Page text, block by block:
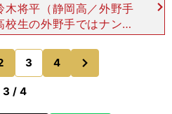
木将平（静岡高／外野手
生の外野手ではナンバ
が１年生のときも当時・
・日本ハム）に次ぐ存在
いた。
のページへ3 4
のページへ
3 / 4